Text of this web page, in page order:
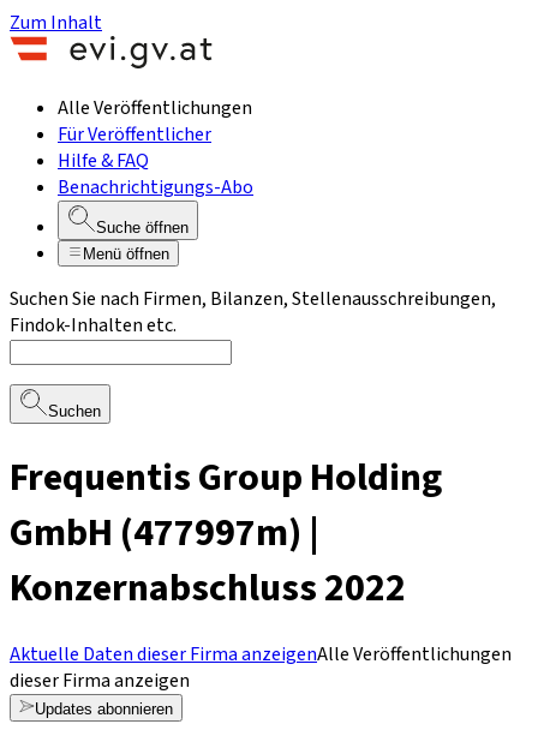
Zum Inhalt
Alle Veröffentlichungen
Für Veröffentlicher
Hilfe & FAQ
Benachrichtigungs-Abo
Suche öffnen
Menü öffnen
Suchen Sie nach Firmen, Bilanzen, Stellenausschreibungen,
Findok-Inhalten etc.
Suchen
Frequentis Group Holding
GmbH (477997m) |
Konzernabschluss 2022
Aktuelle Daten dieser Firma anzeigenAlle Veröffentlichungen
dieser Firma anzeigen
Updates abonnieren